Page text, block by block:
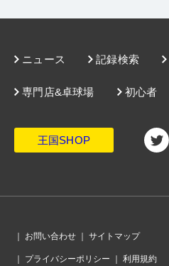
ニュース 記録検索
専門店&卓球場 初心者
王国SHOP
｜ お問い合わせ ｜ サイトマップ
｜ プライバシーポリシー ｜ 利用規約